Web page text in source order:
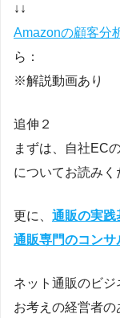
↓↓
Amazonの顧客分
ら：
※解説動画あり
追伸２
まずは、自社ECの
についてお読みく
更に、 通販の実践
通販専門のコンサ
ネット通販のビ
お考えの経営者